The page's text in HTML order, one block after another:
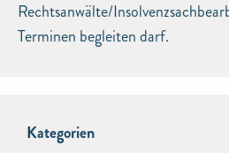
Rechtsanwälte/
Terminen begleiten darf.
Kategorien